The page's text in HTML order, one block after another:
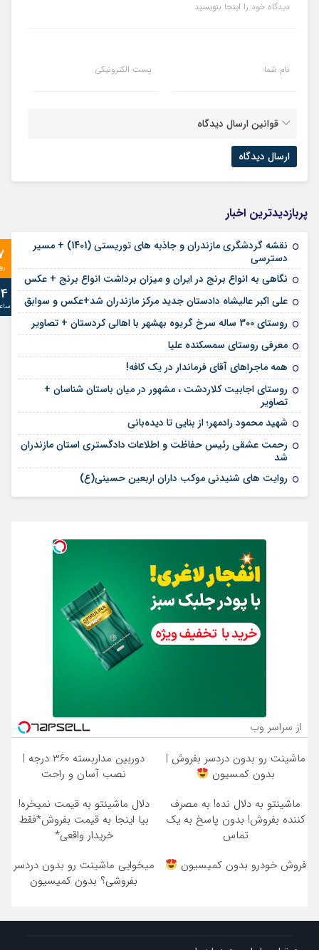
دیدگاه خود را اینجا بنویسید
نام شما پست الکترونیکی
قوانین ارسال دیدگاه
پربازدیدترین اخبار
نقشه گردشگری مازندران و جاذبه های توریستی (1401) + مسیر
دسترسی
نگاهی به انواع برنج در ایران و میزان برداشت انواع برنج + عکس
علی‌ اکبر عالیشاه دادستان جدید مرکز مازندران شد+عکس و سوابق
روستای 300 ساله سرخ ‌گریوه بهشهر با اهالی کردستان + تصاویر
معرفی روستای سمسکنده علیا
همه ماجراهای آقای فرماندار در یک کافه!
روستای اجابیت کلاردشت ، مشهور در میان باستان شناسان +
تصاویر
شهید محمود رادمهر؛ از بنایی تا دیده‌بانی
رحمت عشقی رئیس حفاظت و اطلاعات دادگستری استان مازندران
شد
روایت های شنیدنی موکب داران اربعین حسینی(ع)
از سراسر وب
ماشینت رو بدون دردسر بفروش |
بدون کمسیون
دوربین مداربسته 360 درجه |
نصب آسان و راحت
ماشینتو به دلال نده! به مصرف
کننده بفروش! بدون پاسخ به یک
تماس
دلال ماشینتو به قیمت نمیخره!
بیا اینجا به قیمت بفروش*فقط
خریدار واقعی*
فروش خودرو بدون کمیسیون
میخوایی ماشینت رو بدون دردسر
بفروشی؟ بدون کمیسیون